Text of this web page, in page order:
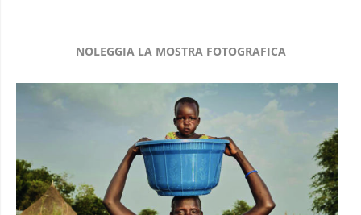
NOLEGGIA LA MOSTRA FOTOGRAFICA